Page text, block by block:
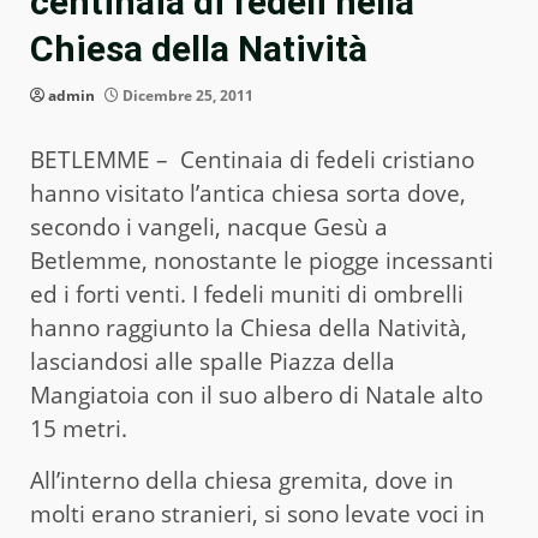
Chiesa della Natività
admin Dicembre 25, 2011
BETLEMME – Centinaia di fedeli cristiano
hanno visitato l’antica chiesa sorta dove,
secondo i vangeli, nacque Gesù a
Betlemme, nonostante le piogge incessanti
ed i forti venti. I fedeli muniti di ombrelli
hanno raggiunto la Chiesa della Natività,
lasciandosi alle spalle Piazza della
Mangiatoia con il suo albero di Natale alto
15 metri.
All’interno della chiesa gremita, dove in
molti erano stranieri, si sono levate voci in